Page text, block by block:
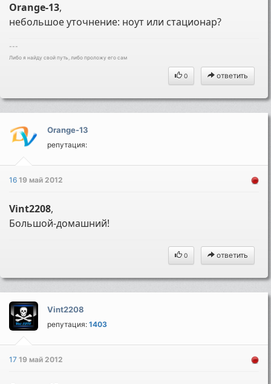
Orange-13,
небольшое уточнение: ноут или стационар?
---
Либо я найду свой путь, либо проложу его сам
0 ответить
Orange-13
репутация:
1619 май 2012
Vint2208,
Большой-домашний!
0 ответить
Vint2208
репутация:1403
1719 май 2012